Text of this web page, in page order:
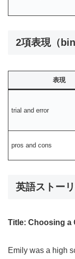
2項表現（
表現
trial and error
pros and cons
英語ストー
Title: Choosing a
Emily was a high